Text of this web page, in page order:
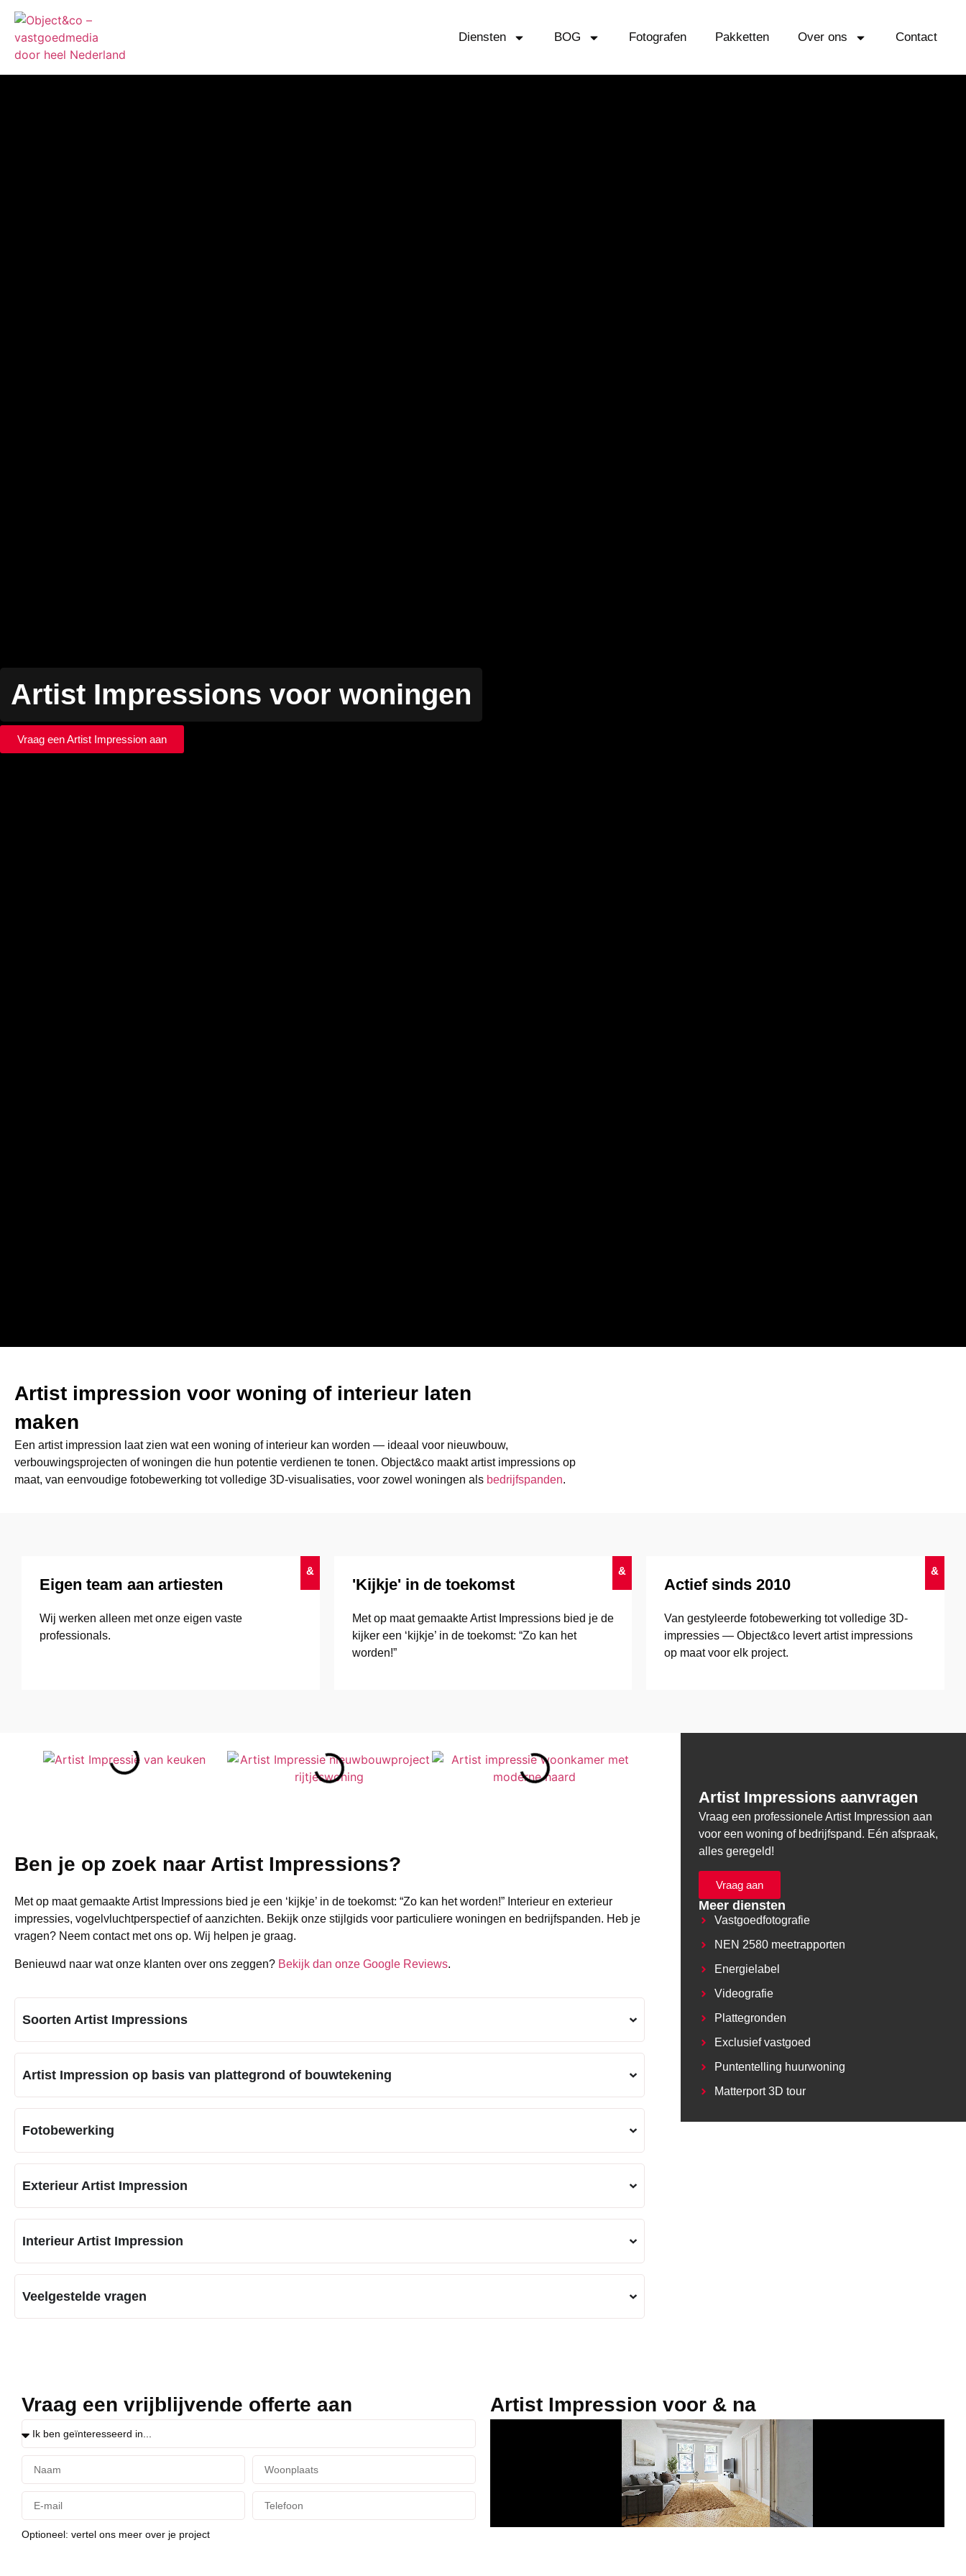
Diensten BOG Fotografen Pakketten Over ons Contact
Artist Impressions voor woningen
Vraag een Artist Impression aan
Artist impression voor woning of interieur laten
maken
Een artist impression laat zien wat een woning of interieur kan worden — ideaal voor nieuwbouw,
verbouwingsprojecten of woningen die hun potentie verdienen te tonen. Object&co maakt artist impressions op
maat, van eenvoudige fotobewerking tot volledige 3D-visualisaties, voor zowel woningen als bedrijfspanden.
&
Eigen team aan artiesten
Wij werken alleen met onze eigen vaste
professionals.
&
'Kijkje' in de toekomst
Met op maat gemaakte Artist Impressions bied je de
kijker een ‘kijkje’ in de toekomst: “Zo kan het
worden!”
&
Actief sinds 2010
Van gestyleerde fotobewerking tot volledige 3D-
impressies — Object&co levert artist impressions
op maat voor elk project.
Ben je op zoek naar Artist Impressions?
Met op maat gemaakte Artist Impressions bied je een ‘kijkje’ in de toekomst: “Zo kan het worden!” Interieur en exterieur
impressies, vogelvluchtperspectief of aanzichten. Bekijk onze stijlgids voor particuliere woningen en bedrijfspanden. Heb je
vragen? Neem contact met ons op. Wij helpen je graag.
Benieuwd naar wat onze klanten over ons zeggen? Bekijk dan onze Google Reviews.
Soorten Artist Impressions
Artist Impression op basis van plattegrond of bouwtekening
Fotobewerking
Exterieur Artist Impression
Interieur Artist Impression
Veelgestelde vragen
Artist Impressions aanvragen
Vraag een professionele Artist Impression aan
voor een woning of bedrijfspand. Eén afspraak,
alles geregeld!
Vraag aan
Meer diensten
Vastgoedfotografie
NEN 2580 meetrapporten
Energielabel
Videografie
Plattegronden
Exclusief vastgoed
Puntentelling huurwoning
Matterport 3D tour
Vraag een vrijblijvende offerte aan
Optioneel: vertel ons meer over je project
Artist Impression voor & na